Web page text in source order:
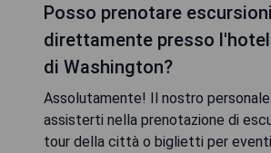
Posso prenotare
direttamente presso
di Washington?
Assolutamente! Il nostro
assisterti nella prenotazione di
tour della città o biglietti per